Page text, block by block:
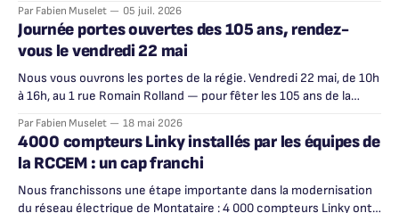
Par Fabien Muselet 05 juil. 2026
Journée portes ouvertes des 105 ans, rendez-
vous le vendredi 22 mai
Nous vous ouvrons les portes de la régie. Vendredi 22 mai, de 10h
à 16h, au 1 rue Romain Rolland — pour fêter les 105 ans de la
Par Fabien Muselet 18 mai 2026
4000 compteurs Linky installés par les équipes de
la RCCEM : un cap franchi
Nous franchissons une étape importante dans la modernisation
du réseau électrique de Montataire : 4 000 compteurs Linky ont